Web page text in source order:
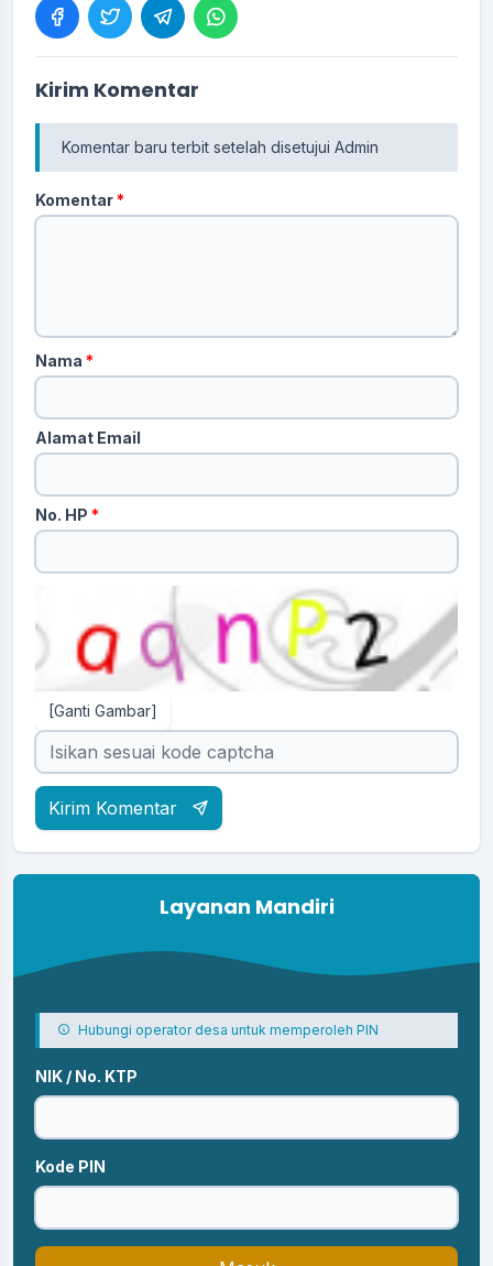
Kirim Komentar
Komentar baru terbit setelah disetujui Admin
Komentar*
Nama *
Alamat Email
No. HP *
[Ganti Gambar]
Kirim Komentar
Layanan Mandiri
Hubungi operator desa untuk memperoleh PIN
NIK / No. KTP
Kode PIN